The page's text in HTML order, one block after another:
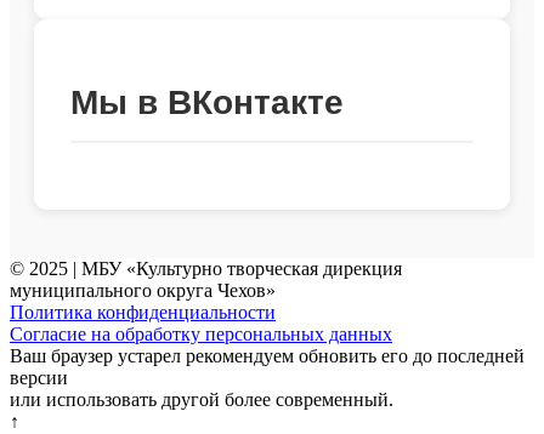
Мы в ВКонтакте
© 2025 | МБУ «Культурно творческая дирекция
муниципального округа Чехов»
Политика конфиденциальности
Согласие на обработку персональных данных
Ваш браузер устарел рекомендуем обновить его до последней
версии
или использовать другой более современный.
↑